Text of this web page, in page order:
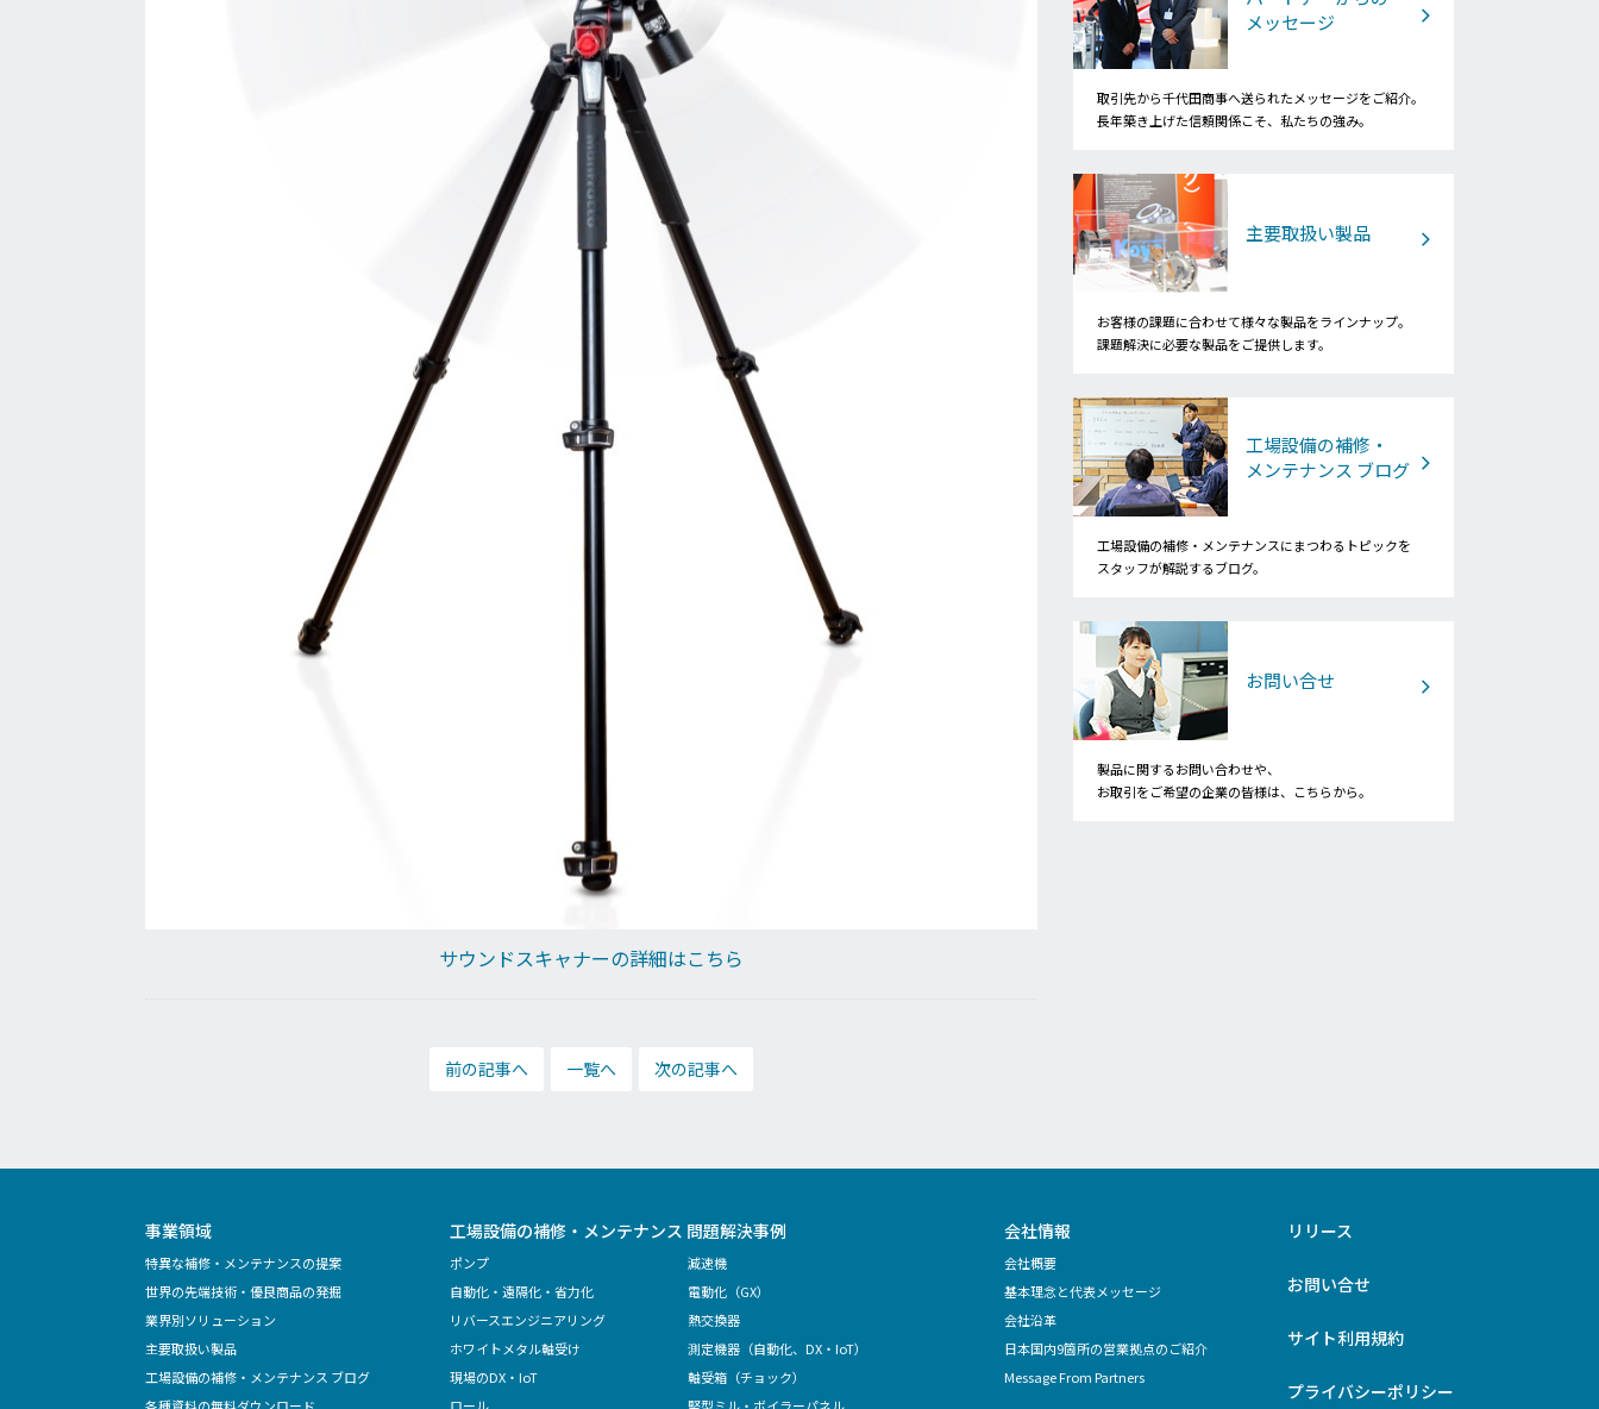
サウンドスキャナーの詳細はこちら
前の記事へ 一覧へ 次の記事へ
メッセージ
取引先から千代田商事へ送られたメッセージをご紹介。
長年築き上げた信頼関係こそ、私たちの強み。
主要取扱い製品
お客様の課題に合わせて様々な製品をラインナップ。
課題解決に必要な製品をご提供します。
工場設備の補修・
メンテナンス ブログ
工場設備の補修・メンテナンスにまつわるトピックを
スタッフが解説するブログ。
お問い合せ
製品に関するお問い合わせや、
お取引をご希望の企業の皆様は、こちらから。
事業領域
特異な補修・メンテナンスの提案
世界の先端技術・優良商品の発掘
業界別ソリューション
主要取扱い製品
工場設備の補修・メンテナンス ブログ
工場設備の補修・メンテナンス 問題解決事例
ポンプ
減速機
自動化・遠隔化・省力化
電動化（GX）
リバースエンジニアリング
熱交換器
ホワイトメタル軸受け
測定機器（自動化、DX・IoT）
現場のDX・IoT
軸受箱（チョック）
会社情報
会社概要
基本理念と代表メッセージ
会社沿革
日本国内9箇所の営業拠点のご紹介
Message From Partners
リリース
お問い合せ
サイト利用規約
プライバシーポリシー